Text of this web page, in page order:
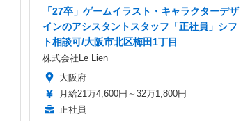
「27卒」ゲームイラスト・キャラクターデザ
インのアシスタントスタッフ「正社員」シフ
ト相談可/大阪市北区梅田1丁目
株式会社Le Lien
大阪府
月給21万4,600円～32万1,800円
正社員